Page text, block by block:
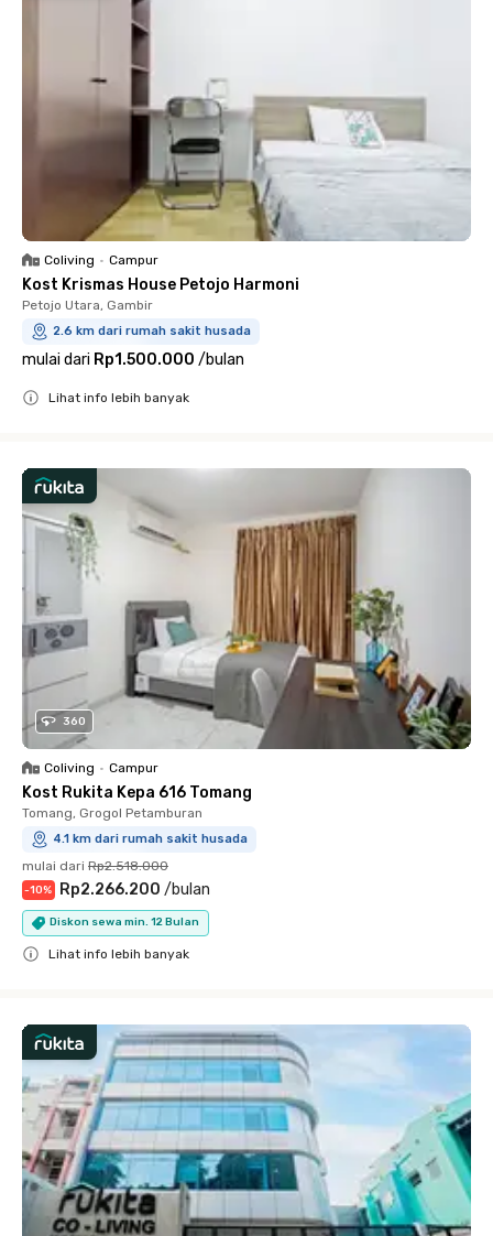
Coliving • Campur
Kost Krismas House Petojo Harmoni
Petojo Utara, Gambir
2.6 km dari rumah sakit husada
mulai dari Rp1.500.000 /bulan
Lihat info lebih banyak
360
Coliving • Campur
Kost Rukita Kepa 616 Tomang
Tomang, Grogol Petamburan
4.1 km dari rumah sakit husada
mulai dari Rp2.518.000
-10% Rp2.266.200 /bulan
Diskon sewa min. 12 Bulan
Lihat info lebih banyak